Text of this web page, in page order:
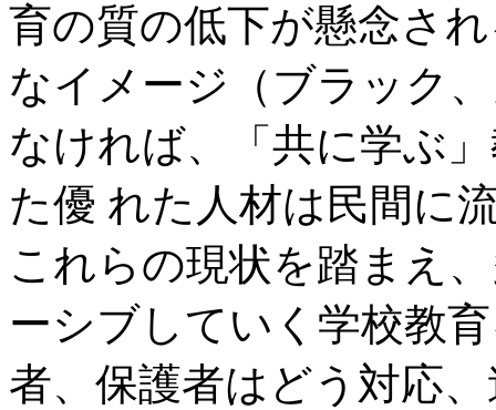
育の質の低下が懸念さ
なイメージ（ブラック
なければ、「共に学ぶ
た優 れた人材は民間に
これらの現状を踏まえ
ーシブしていく学校教
者、保護者はどう対応